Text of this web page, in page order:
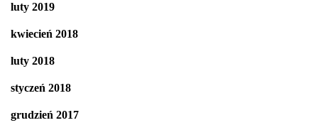
luty 2019
kwiecień 2018
luty 2018
styczeń 2018
grudzień 2017